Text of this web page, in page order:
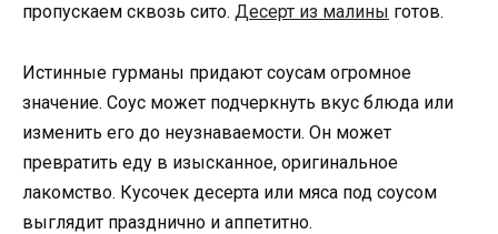
пропускаем сквозь сито. Десерт из малины готов.
Истинные гурманы придают соусам огромное
значение. Соус может подчеркнуть вкус блюда или
изменить его до неузнаваемости. Он может
превратить еду в изысканное, оригинальное
лакомство. Кусочек десерта или мяса под соусом
выглядит празднично и аппетитно.